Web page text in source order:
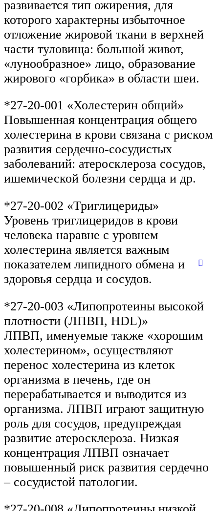
развивается тип ожирения, для
которого характерны избыточное
отложение жировой ткани в верхней
части туловища: большой живот,
«лунообразное» лицо, образование
жирового «горбика» в области шеи.
*27-20-001 «Холестерин общий»
Повышенная концентрация общего
холестерина в крови связана с риском
развития сердечно-сосудистых
заболеваний: атеросклероза сосудов,
ишемической болезни сердца и др.
*27-20-002 «Триглицериды»
Уровень триглицеридов в крови
человека наравне с уровнем
холестерина является важным
показателем липидного обмена и
здоровья сердца и сосудов.
*27-20-003 «Липопротеины высокой
плотности (ЛПВП, HDL)»
ЛПВП, именуемые также «хорошим
холестерином», осуществляют
перенос холестерина из клеток
организма в печень, где он
перерабатывается и выводится из
организма. ЛПВП играют защитную
роль для сосудов, предупреждая
развитие атеросклероза. Низкая
концентрация ЛПВП означает
повышенный риск развития сердечно
– сосудистой патологии.